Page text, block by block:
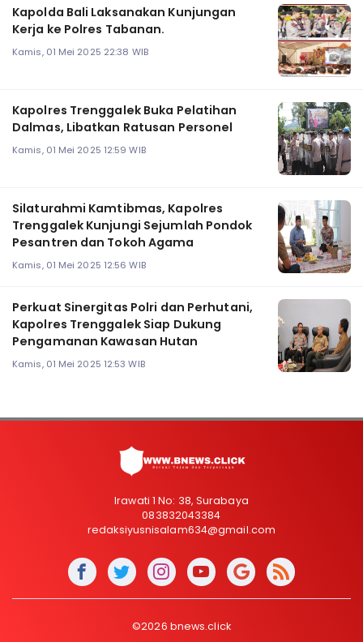
Kapolda Bali Laksanakan Kunjungan
Kerja ke Polres Tabanan.
Kamis, 01 Mei 2025 22:38 WIB
Kapolres Trenggalek Buka Pelatihan
Dalmas, Libatkan Ratusan Personel
Kamis, 01 Mei 2025 12:59 WIB
Silaturahmi Kamtibmas, Kapolres
Trenggalek Kunjungi Sejumlah Pondok
Pesantren dan Tokoh Agama
Kamis, 01 Mei 2025 12:56 WIB
Perkuat Sinergitas Polri dan Perhutani,
Kapolres Trenggalek Siap Dukung
Pengamanan Kawasan Hutan
Kamis, 01 Mei 2025 12:53 WIB
Irawati 1 No: 38, Surabaya
083832043384
redaksiyusnisalam634@gmail.com
©2026 bnews.click